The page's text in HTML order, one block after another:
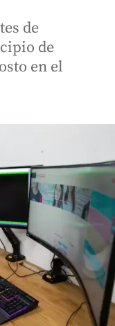
de
de
en el